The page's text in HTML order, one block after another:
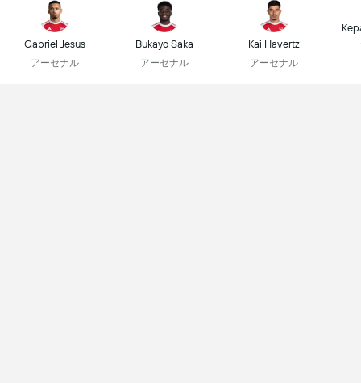
Gabriel Jesus
アーセナル
Bukayo Saka
アーセナル
Kai Havertz
アーセナル